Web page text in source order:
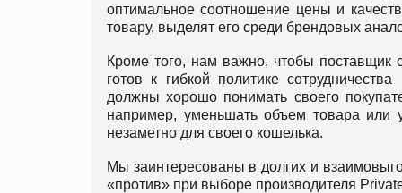
оптимальное соотношение цены и
товару, выделят его среди брендовых
Кроме того, нам важно, чтобы поставщик
готов к гибкой политике
должны хорошо понимать своего
например, уменьшать объем товара или
незаметно для своего кошелька.
Мы заинтересованы в долгих и
«против» при выборе производителя